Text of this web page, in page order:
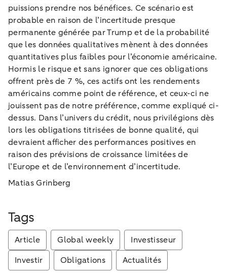
puissions prendre nos bénéfices. Ce scénario est
probable en raison de l’incertitude presque
permanente générée par Trump et de la probabilité
que les données qualitatives mènent à des données
quantitatives plus faibles pour l’économie américaine.
Hormis le risque et sans ignorer que ces obligations
offrent près de 7 %, ces actifs ont les rendements
américains comme point de référence, et ceux-ci ne
jouissent pas de notre préférence, comme expliqué ci-
dessus. Dans l’univers du crédit, nous privilégions dès
lors les obligations titrisées de bonne qualité, qui
devraient afficher des performances positives en
raison des prévisions de croissance limitées de
l’Europe et de l’environnement d’incertitude.
Matias Grinberg
Tags
Article Global weekly
Investisseur
Investir
Obligations Actualités